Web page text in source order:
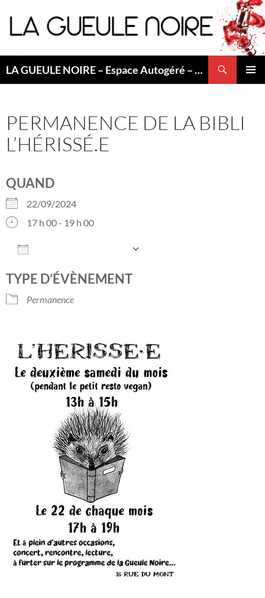
au
contenu
LA GUEULE NOIRE – Espace Autogéré – Saint Etienne
PERMANENCE DE LA BIBLI
L’HÉRISSÉ.E
QUAND
22/09/2024
17 h 00 - 19 h 00
TYPE D’ÉVÈNEMENT
Permanence